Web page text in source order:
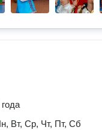
Вт, Ср, Чт, Пт, Сб